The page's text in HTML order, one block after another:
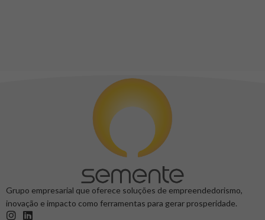
Grupo empresarial que oferece soluções de empreendedorismo,
inovação e impacto como ferramentas para gerar prosperidade.